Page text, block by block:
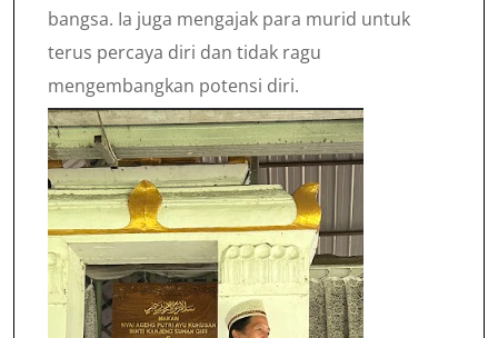
bangsa. Ia juga mengajak para murid untuk
terus percaya diri dan tidak ragu
mengembangkan potensi diri.